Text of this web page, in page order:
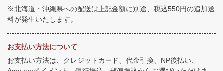
※北海道・沖縄県への配送は上記金額に別途、税込550円の追加送
料が発生いたします。
お支払い方法について
お支払い方法は、クレジットカード、代金引換、NP後払い、